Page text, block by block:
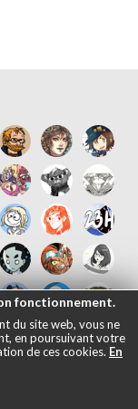
fonctionnement.
du site web, vous ne
en poursuivant votre
de ces cookies. En